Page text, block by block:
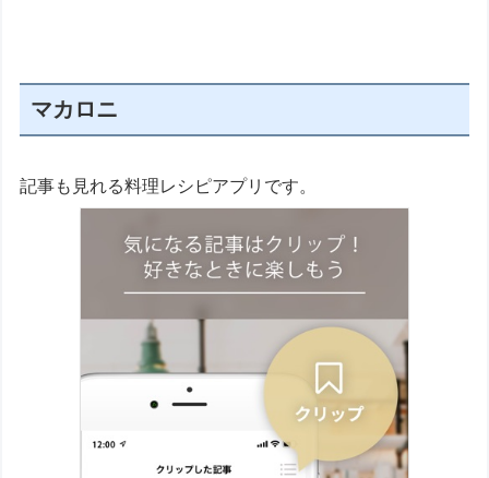
マカロニ
記事も見れる料理レシピアプリです。